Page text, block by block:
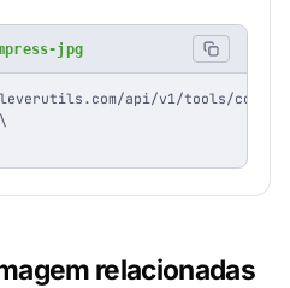
jpg
api/v1/tools/
relacionadas